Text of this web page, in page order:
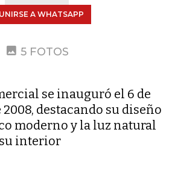
UNIRSE A WHATSAPP
5 FOTOS
se inauguró el 6 de
destacando su diseño
moderno y la luz natural
interior